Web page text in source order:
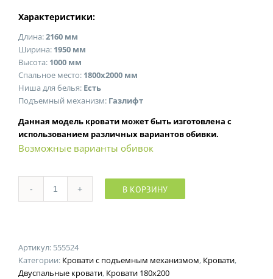
Характеристики:
Длина:2160 мм
Ширина: 1950 мм
Высота: 1000 мм
Спальное место: 1800х2000 мм
Ниша для белья: Есть
Подъемный механизм: Газлифт
Данная модель кровати может быть изготовлена с
использованием различных вариантов обивки.
Возможные варианты обивок
Количество В КОРЗИНУ
Артикул: 555524
Категории: Кровати с подъемным механизмом, Кровати,
Двуспальные кровати, Кровати 180x200